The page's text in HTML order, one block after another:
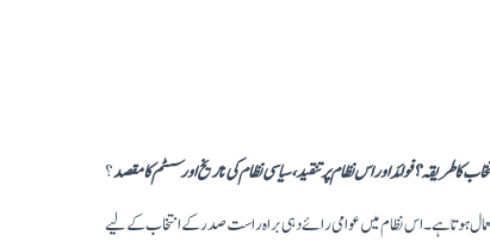
کا طریقہ؟ فوائد اور اس نظام پر تنقید، سیاسی نظام کی تاریخ اور سسٹم کا مقصد؟
ہوتا ہے۔ اس نظام میں عوامی رائے دہی براہ راست صدر کے انتخاب کے لیے